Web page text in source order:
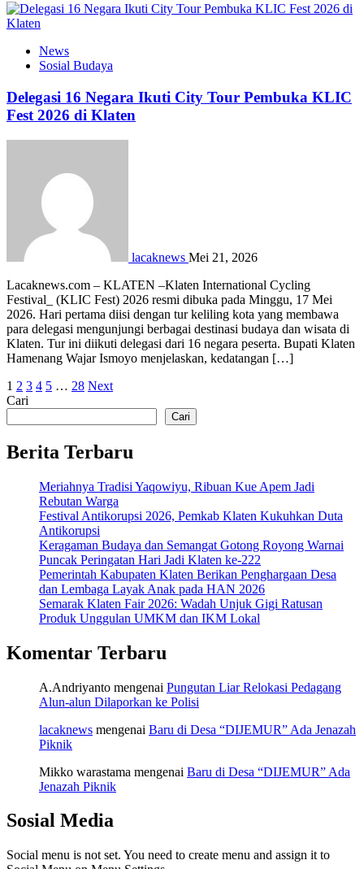
News
Sosial Budaya
Delegasi 16 Negara Ikuti City Tour Pembuka KLIC
Fest 2026 di Klaten
lacaknews Mei 21, 2026
Lacaknews.com – KLATEN –Klaten International Cycling
Festival_ (KLIC Fest) 2026 resmi dibuka pada Minggu, 17 Mei
2026. Hari pertama diisi dengan tur keliling kota yang membawa
para delegasi mengunjungi berbagai destinasi budaya dan wisata di
Klaten. Tur ini diikuti delegasi dari 16 negara peserta. Bupati Klaten
Hamenang Wajar Ismoyo menjelaskan, kedatangan […]
Paginasi
pos
1 2 3 4 5 … 28 Next
Cari
Cari
Berita Terbaru
Meriahnya Tradisi Yaqowiyu, Ribuan Kue Apem Jadi
Rebutan Warga
Festival Antikorupsi 2026, Pemkab Klaten Kukuhkan Duta
Antikorupsi
Keragaman Budaya dan Semangat Gotong Royong Warnai
Puncak Peringatan Hari Jadi Klaten ke-222
Pemerintah Kabupaten Klaten Berikan Penghargaan Desa
dan Lembaga Layak Anak pada HAN 2026
Semarak Klaten Fair 2026: Wadah Unjuk Gigi Ratusan
Produk Unggulan UMKM dan IKM Lokal
Komentar Terbaru
A.Andriyanto mengenai Pungutan Liar Relokasi Pedagang
Alun-alun Dilaporkan ke Polisi
lacaknews mengenai Baru di Desa “DIJEMUR” Ada Jenazah
Piknik
Mikko warastama mengenai Baru di Desa “DIJEMUR” Ada
Jenazah Piknik
Sosial Media
Social menu is not set. You need to create menu and assign it to